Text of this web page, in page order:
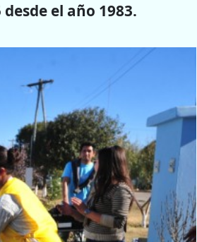
el año 1983.